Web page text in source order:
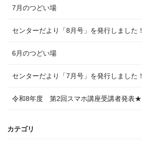
7月のつどい場
センターだより「8月号」を発行しました！
6月のつどい場
センターだより「7月号」を発行しました！
令和8年度 第2回スマホ講座受講者発表★
カテゴリ